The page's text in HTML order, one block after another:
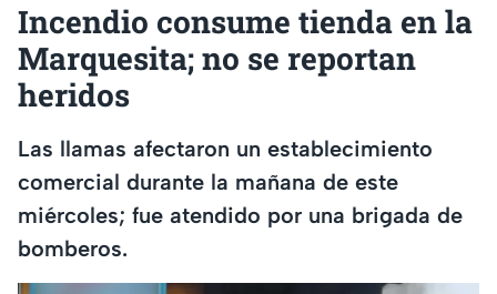
Incendio consume tienda en la
Marquesita; no se reportan
heridos
Las llamas afectaron un establecimiento
comercial durante la mañana de este
miércoles; fue atendido por una brigada de
bomberos.